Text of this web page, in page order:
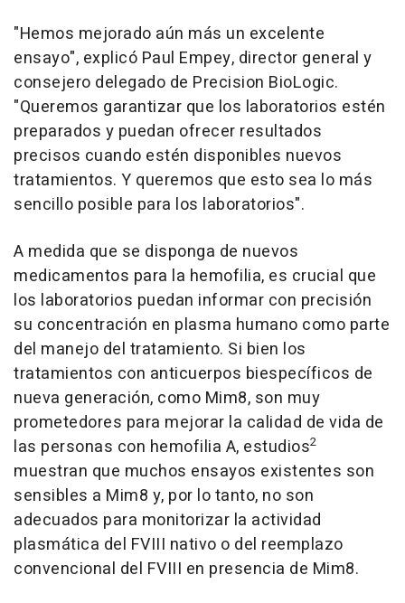
"Hemos mejorado aún más un excelente
ensayo", explicó Paul Empey, director general y
consejero delegado de Precision BioLogic.
"Queremos garantizar que los laboratorios estén
preparados y puedan ofrecer resultados
precisos cuando estén disponibles nuevos
tratamientos. Y queremos que esto sea lo más
sencillo posible para los laboratorios".
A medida que se disponga de nuevos
medicamentos para la hemofilia, es crucial que
los laboratorios puedan informar con precisión
su concentración en plasma humano como parte
del manejo del tratamiento. Si bien los
tratamientos con anticuerpos biespecíficos de
nueva generación, como Mim8, son muy
prometedores para mejorar la calidad de vida de
las personas con hemofilia A, estudios2
muestran que muchos ensayos existentes son
sensibles a Mim8 y, por lo tanto, no son
adecuados para monitorizar la actividad
plasmática del FVIII nativo o del reemplazo
convencional del FVIII en presencia de Mim8.